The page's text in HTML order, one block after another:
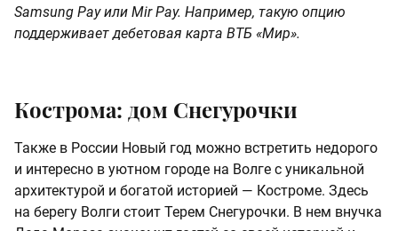
Samsung Pay или Mir Pay. Например, такую опцию
поддерживает дебетовая карта ВТБ «Мир».
Кострома: дом Снегурочки
Также в России Новый год можно встретить недорого
и интересно в уютном городе на Волге с уникальной
архитектурой и богатой историей — Костроме. Здесь
на берегу Волги стоит Терем Снегурочки. В нем внучка